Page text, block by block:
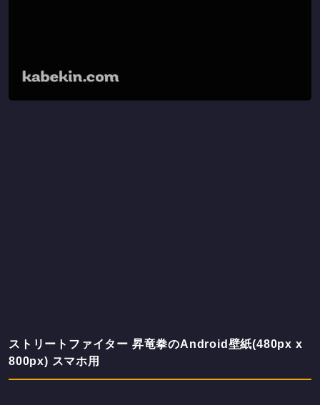
ストリートファイター 昇竜拳のAndroid壁紙(480px x
800px) スマホ用